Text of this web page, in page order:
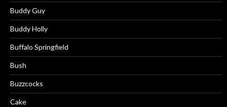
Buddy Guy
Buddy Holly
Buffalo Springfield
Bush
Buzzcocks
Cake